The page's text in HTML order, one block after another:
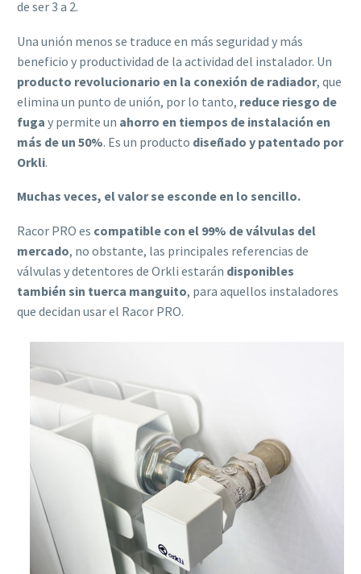
de ser 3 a 2.
Una unión menos se traduce en más seguridad y más
beneficio y productividad de la actividad del instalador. Un
producto revolucionario en la conexión de radiador, que
elimina un punto de unión, por lo tanto, reduce riesgo de
fuga y permite un ahorro en tiempos de instalación en
más de un 50%. Es un producto diseñado y patentado por
Orkli.
Muchas veces, el valor se esconde en lo sencillo.
Racor PRO es compatible con el 99% de válvulas del
mercado, no obstante, las principales referencias de
válvulas y detentores de Orkli estarán disponibles
también sin tuerca manguito, para aquellos instaladores
que decidan usar el Racor PRO.